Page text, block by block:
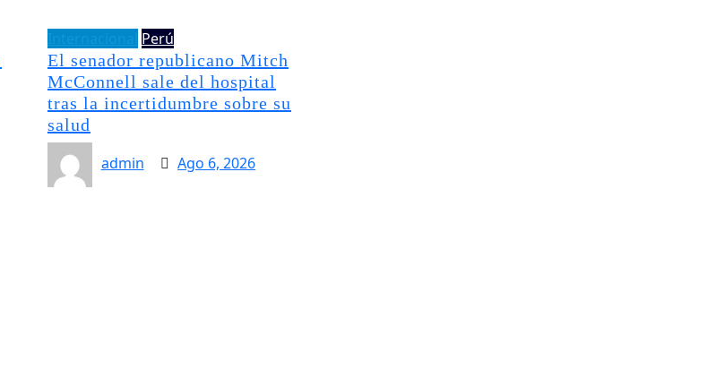
Perú
El senador republicano Mitch
McConnell sale del hospital
tras la incertidumbre sobre su
salud
admin
Ago 6, 2026